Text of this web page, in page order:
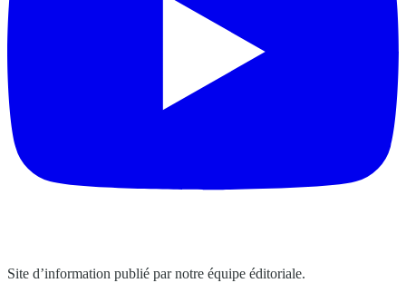
Site d’information publié par notre équipe éditoriale.